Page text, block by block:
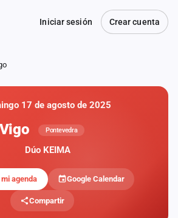
Iniciar sesión Crear cuenta
17 de agosto de 2025
Vigo Pontevedra
Dúo KEIMA
agenda Google Calendar
Compartir